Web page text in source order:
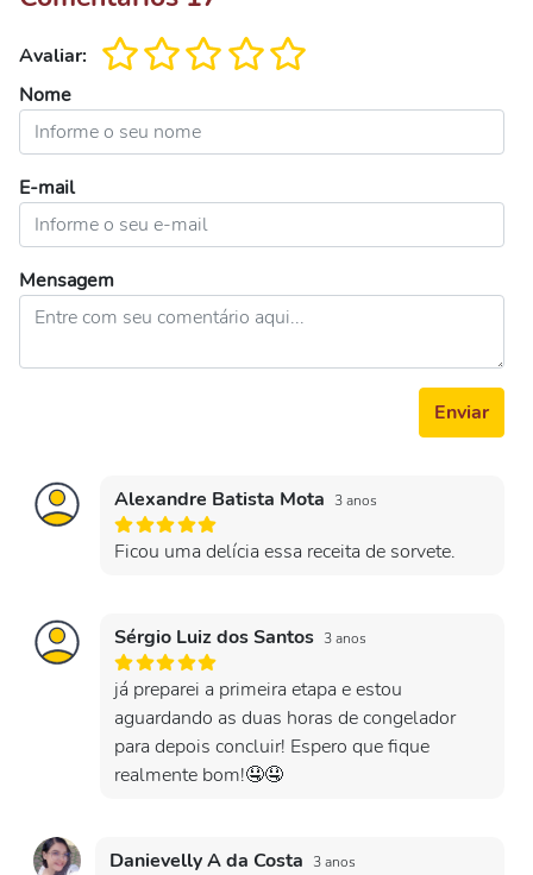
Avaliar:
Nome
E-mail
Mensagem
Enviar
Alexandre Batista Mota 3 anos
Ficou uma delícia essa receita de sorvete.
Sérgio Luiz dos Santos 3 anos
já preparei a primeira etapa e estou
aguardando as duas horas de congelador
para depois concluir! Espero que fique
realmente bom!🤤🤤
Danievelly A da Costa 3 anos